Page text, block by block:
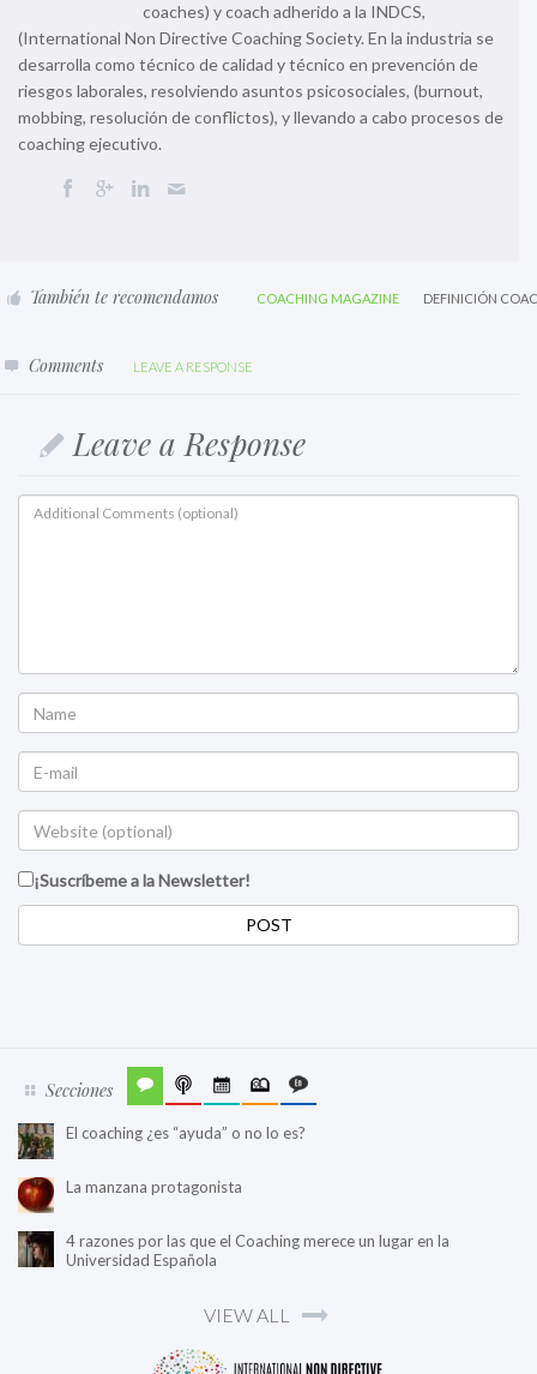
coaches) y coach adherido a la INDCS,
(International Non Directive Coaching Society. En la industria se
desarrolla como técnico de calidad y técnico en prevención de
riesgos laborales, resolviendo asuntos psicosociales, (burnout,
mobbing, resolución de conflictos), y llevando a cabo procesos de
coaching ejecutivo.
También te recomendamos COACHING MAGAZINE DEFINICIÓN
Comments LEAVE A RESPONSE
Leave a Response
¡Suscríbeme a la Newsletter!
Secciones
El coaching ¿es “ayuda” o no lo es?
La manzana protagonista
4 razones por las que el Coaching merece un lugar en la
Universidad Española
VIEW ALL